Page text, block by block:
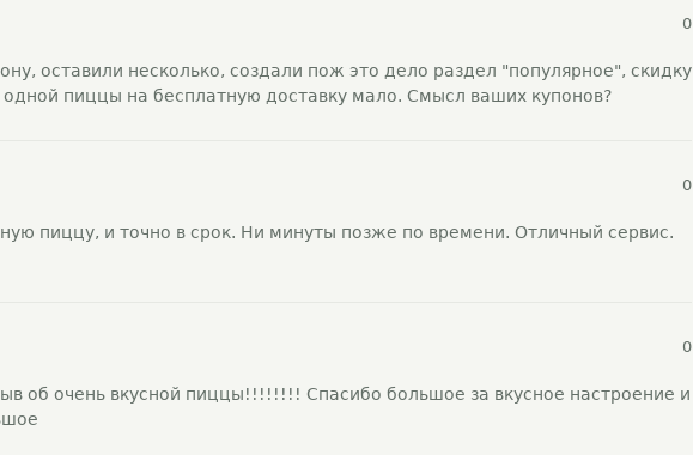
0
оставили несколько, создали пож это дело раздел "популярное", скидку
пиццы на бесплатную доставку мало. Смысл ваших купонов?
0
пиццу, и точно в срок. Ни минуты позже по времени. Отличный сервис.
0
об очень вкусной пиццы!!!!!!!! Спасибо большое за вкусное настроение и